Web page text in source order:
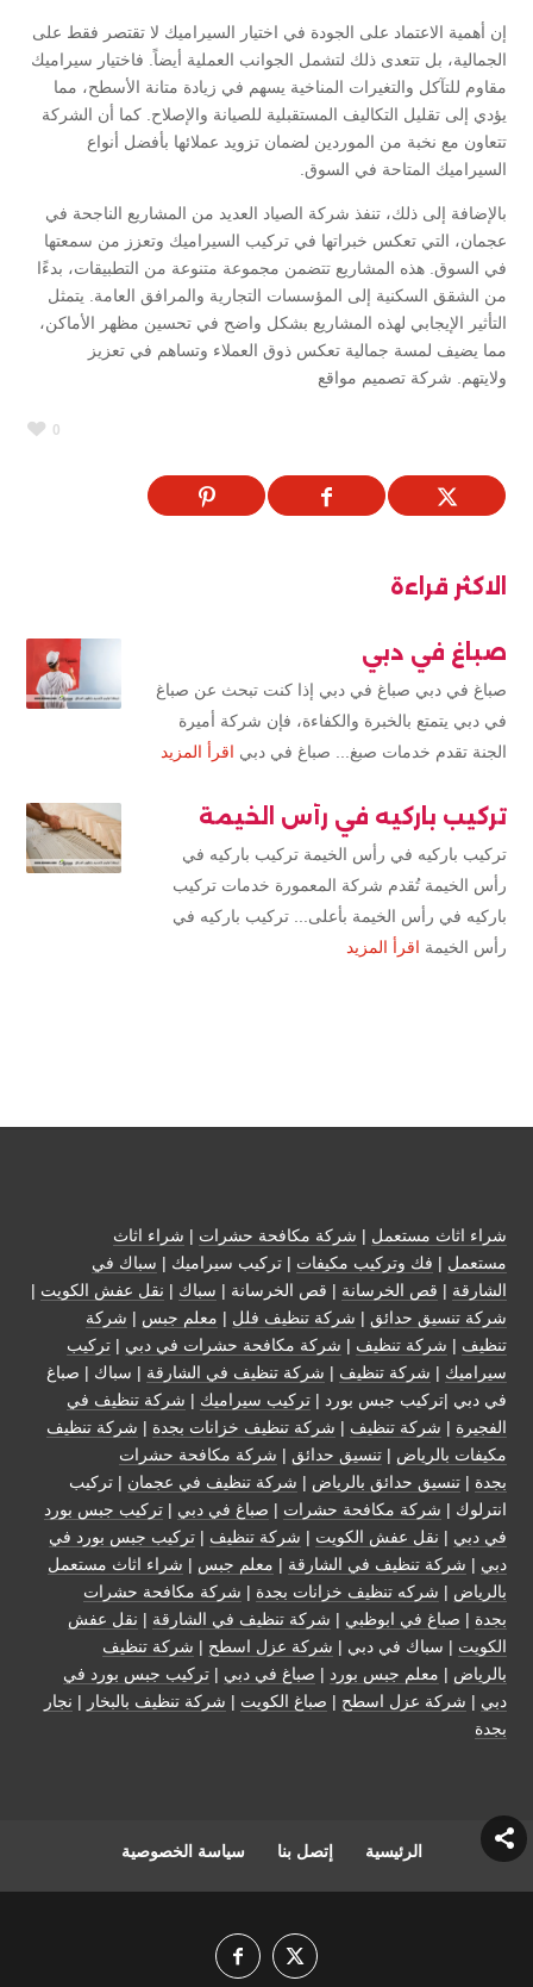
إن أهمية الاعتماد على الجودة في اختيار السيراميك لا تقتصر فقط على
الجمالية، بل تتعدى ذلك لتشمل الجوانب العملية أيضاً. فاختيار سيراميك
مقاوم للتآكل والتغيرات المناخية يسهم في زيادة متانة الأسطح، مما
يؤدي إلى تقليل التكاليف المستقبلية للصيانة والإصلاح. كما أن الشركة
تتعاون مع نخبة من الموردين لضمان تزويد عملائها بأفضل أنواع
السيراميك المتاحة في السوق.
بالإضافة إلى ذلك، تنفذ شركة الصياد العديد من المشاريع الناجحة في
عجمان، التي تعكس خبراتها في تركيب السيراميك وتعزز من سمعتها
في السوق. هذه المشاريع تتضمن مجموعة متنوعة من التطبيقات، بدءًا
من الشقق السكنية إلى المؤسسات التجارية والمرافق العامة. يتمثل
التأثير الإيجابي لهذه المشاريع بشكل واضح في تحسين مظهر الأماكن،
مما يضيف لمسة جمالية تعكس ذوق العملاء وتساهم في تعزيز
ولايتهم. شركة تصميم مواقع
0
الاكثر قراءة
صباغ في دبي
صباغ في دبي صباغ في دبي إذا كنت تبحث عن صباغ
في دبي يتمتع بالخبرة والكفاءة، فإن شركة أميرة
الجنة تقدم خدمات صبغ... صباغ في دبي اقرأ المزيد
تركيب باركيه في رأس الخيمة
تركيب باركيه في رأس الخيمة تركيب باركيه في
رأس الخيمة تُقدم شركة المعمورة خدمات تركيب
باركيه في رأس الخيمة بأعلى... تركيب باركيه في
رأس الخيمة اقرأ المزيد
شراء اثاث مستعمل | شركة مكافحة حشرات | شراء اثاث
مستعمل | فك وتركيب مكيفات | تركيب سيراميك | سباك في
الشارقة | قص الخرسانة | قص الخرسانة | سباك | نقل عفش الكويت |
شركة تنسيق حدائق | شركة تنظيف فلل | معلم جبس | شركة
تنظيف | شركة تنظيف | شركة مكافحة حشرات في دبي | تركيب
سيراميك | شركة تنظيف | شركة تنظيف في الشارقة | سباك | صباغ
في دبي |تركيب جبس بورد | تركيب سيراميك | شركة تنظيف في
الفجيرة | شركة تنظيف | شركة تنظيف خزانات بجدة | شركة تنظيف
مكيفات بالرياض | تنسيق حدائق | شركة مكافحة حشرات
بجدة | تنسيق حدائق بالرياض | شركة تنظيف في عجمان | تركيب
انترلوك | شركة مكافحة حشرات | صباغ في دبي | تركيب جبس بورد
في دبي | نقل عفش الكويت | شركة تنظيف | تركيب جبس بورد في
دبي | شركة تنظيف في الشارقة | معلم جبس | شراء اثاث مستعمل
بالرياض | شركه تنظيف خزانات بجدة | شركة مكافحة حشرات
بجدة | صباغ في ابوظبي | شركة تنظيف في الشارقة | نقل عفش
الكويت | سباك في دبي | شركة عزل اسطح | شركة تنظيف
بالرياض | معلم جبس بورد | صباغ في دبي | تركيب جبس بورد في
دبي | شركة عزل اسطح | صباغ الكويت | شركة تنظيف بالبخار | نجار
بجدة
الرئيسية إتصل بنا سياسة الخصوصية